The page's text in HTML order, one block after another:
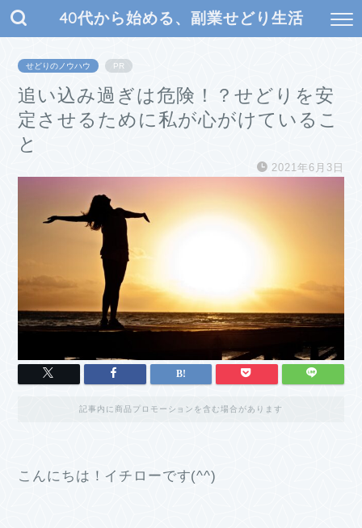
40代から始める、副業せどり生活
せどりのノウハウ PR
追い込み過ぎは危険！？せどりを安
定させるために私が心がけているこ
と
2021年6月3日
記事内に商品プロモーションを含む場合があります
こんにちは！イチローです(^^)